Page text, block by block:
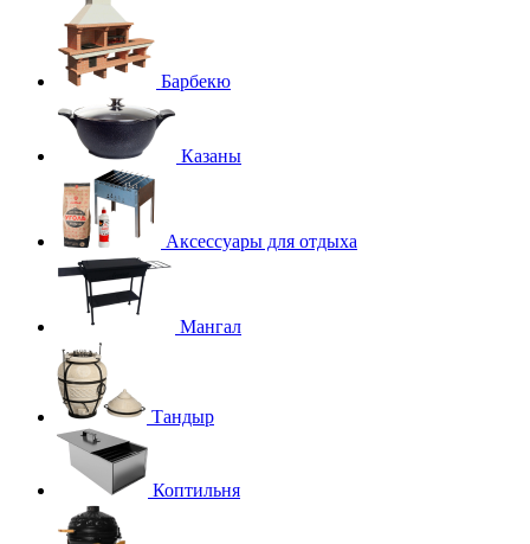
Барбекю
Казаны
Аксессуары для отдыха
Мангал
Тандыр
Коптильня